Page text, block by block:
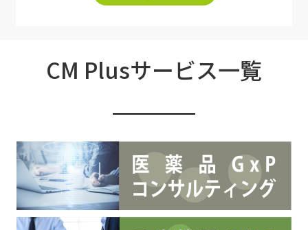
CM Plusサービス一覧